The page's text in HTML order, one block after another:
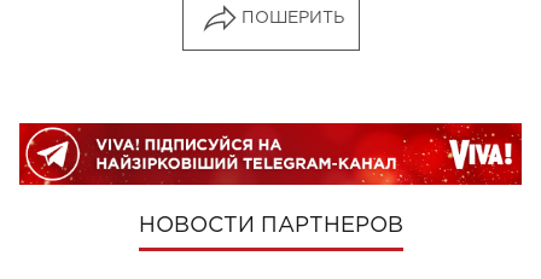
ПОШЕРИТЬ
НОВОСТИ ПАРТНЕРОВ